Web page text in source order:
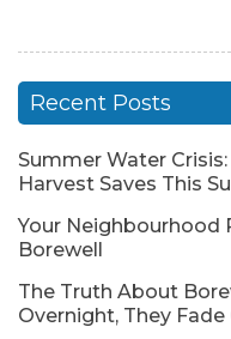
Recent Posts
Summer Water
Harvest Saves This
Your Neighbourhood
Borewell
The Truth About
Overnight, They